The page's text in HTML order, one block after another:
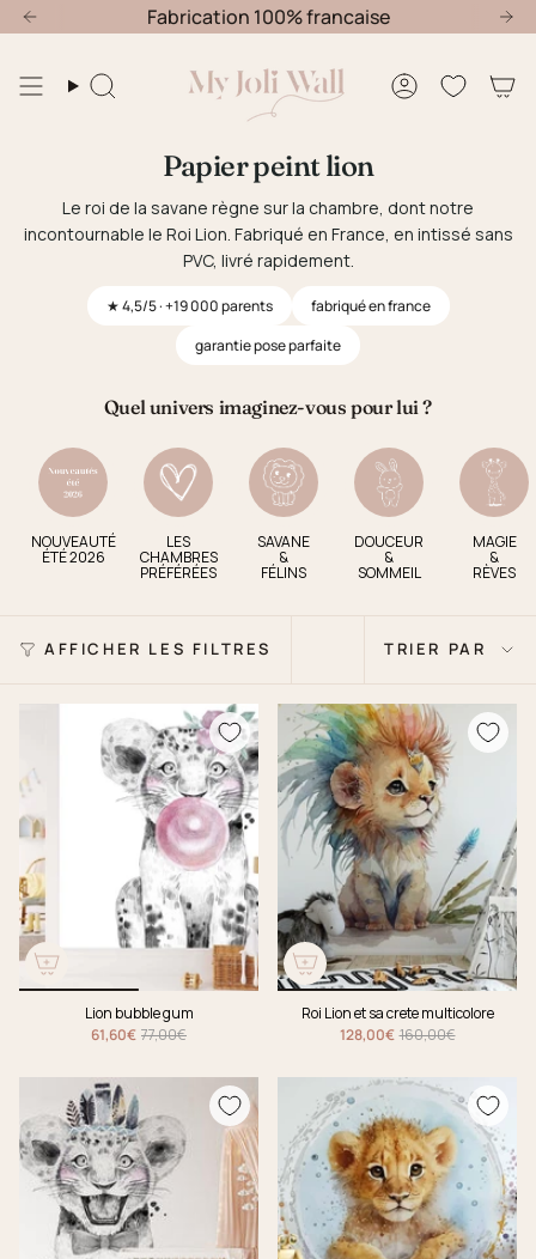
Passer
au
de
Fabrication 100% francaise
Recherche Compte
Papier peint lion
Le roi de la savane règne sur la chambre, dont notre
incontournable le Roi Lion. Fabriqué en France, en intissé sans
PVC, livré rapidement.
★ 4,5/5 · +19 000 parents
fabriqué en france
garantie pose parfaite
Quel univers imaginez-vous pour lui ?
NOUVEAUTÉ
ÉTÉ 2026
LES
CHAMBRES
PRÉFÉRÉES
SAVANE
&
FÉLINS
DOUCEUR
&
SOMMEIL
MAGIE
&
RÈVES
AFFICHER LES FILTRES
Trier
par
TRIER PAR
Lion bubble gum
61,60€ 77,00€
Roi Lion et sa crete multicolore
128,00€ 160,00€